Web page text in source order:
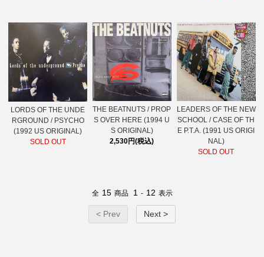
LORDS OF THE UNDE
RGROUND / PSYCHO
(1992 US ORIGINAL)
SOLD OUT
THE BEATNUTS / PROP
S OVER HERE (1994 U
S ORIGINAL)
2,530円(税込)
LEADERS OF THE NEW
SCHOOL / CASE OF TH
E P.T.A. (1991 US ORIGI
NAL)
SOLD OUT
全 15 商品 1 - 12 表示
< Prev Next >